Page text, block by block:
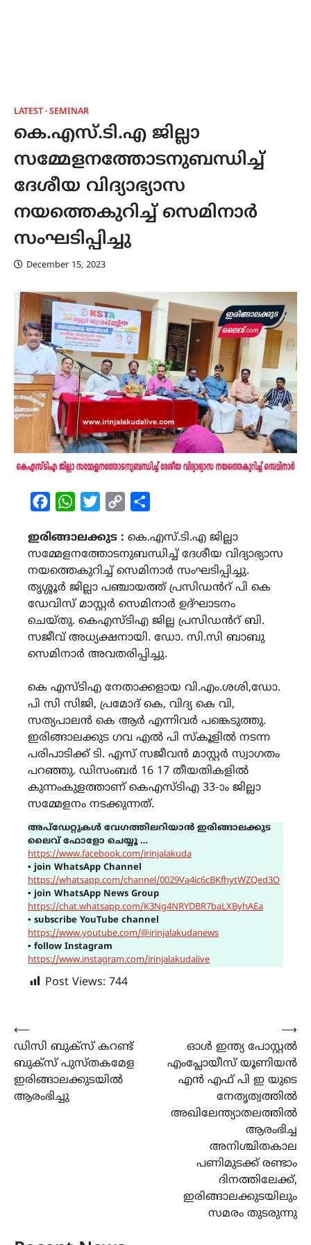
LATEST SEMINAR
കെ.എസ്‌.ടി.എ ജില്ലാ
സമ്മേളനത്തോടനുബന്ധിച്ച്
ദേശീയ വിദ്യാഭ്യാസ
നയത്തെകുറിച്ച് സെമിനാർ
സംഘടിപ്പിച്ചു
December 15, 2023
FacebookWhatsAppTwitterCopy
ഇരിങ്ങാലക്കുട : കെ.എസ്‌.ടി.എ ജില്ലാ
സമ്മേളനത്തോടനുബന്ധിച്ച് ദേശീയ വിദ്യാഭ്യാസ
നയത്തെകുറിച്ച് സെമിനാർ സംഘടിപ്പിച്ചു.
തൃശ്ശൂർ ജില്ലാ പഞ്ചായത്ത് പ്രസിഡൻറ് പി കെ
ഡേവിസ് മാസ്റ്റർ സെമിനാർ ഉദ്ഘാടനം
ചെയ്തു. കെഎസ്ടിഎ ജില്ല പ്രസിഡൻറ് ബി.
സജീവ് അധ്യക്ഷനായി. ഡോ. സി.സി ബാബു
സെമിനാർ അവതരിപ്പിച്ചു.
കെ എസ്ടിഎ നേതാക്കളായ വി.എം.ശശി,ഡോ.
പി സി സിജി, പ്രമോദ് കെ, വിദ്യ കെ വി,
സത്യപാലൻ കെ ആർ എന്നിവർ പങ്കെടുത്തു.
ഇരിങ്ങാലക്കുട ഗവ എൽ പി സ്കൂളിൽ നടന്ന
പരിപാടിക്ക് ടി. എസ് സജീവൻ മാസ്റ്റർ സ്വാഗതം
പറഞ്ഞു. ഡിസംബർ 16 17 തീയതികളിൽ
കുന്നംകുളത്താണ് കെഎസ്ടിഎ 33-ാം ജില്ലാ
സമ്മേളനം നടക്കുന്നത്.
അപ്ഡേറ്റുകൾ വേഗത്തിലറിയാൻ ഇരിങ്ങാലക്കുട
ലൈവ് ഫോളോ ചെയ്യൂ …
https://www.facebook.com/irinjalakuda
▪ join WhatsApp Channel
https://whatsapp.com/channel/0029Va4ic6cBKfhytWZQed3O
▪ join WhatsApp News Group
https://chat.whatsapp.com/K3Ng4NRYDBR7baLXByhAEa
▪ subscribe YouTube channel
https://www.youtube.com/@irinjalakudanews
▪ follow Instagram
https://www.instagram.com/irinjalakudalive
Post Views: 744
Post
navigation
⟵
ഡിസി ബുക്സ് കറണ്ട്
ബുക്സ് പുസ്തകമേള
ഇരിങ്ങാലക്കുടയിൽ
ആരംഭിച്ചു
ഓൾ ഇന്ത്യ പോസ്റ്റൽ
എംപ്ലോയീസ് യൂണിയൻ
എൻ എഫ് പി ഇ യുടെ
നേതൃത്വത്തിൽ
അഖിലേന്ത്യാതലത്തിൽ
ആരംഭിച്ച
അനിശ്ചിതകാല
പണിമുടക്ക് രണ്ടാം
ദിനത്തിലേക്ക്,
ഇരിങ്ങാലക്കുടയിലും
സമരം തുടരുന്നു
⟶